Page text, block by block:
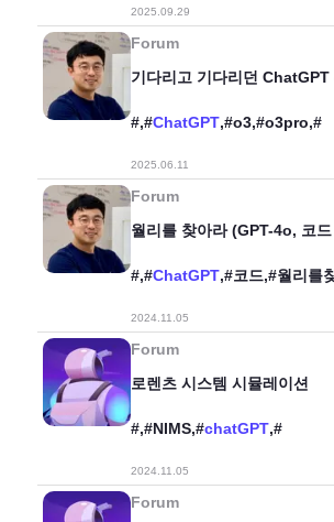
2025.09.29
Forum
기다리고 기다리던
#,#ChatGPT,#o3,#o3pro,#
2025.06.11
Forum
월리를 찾아라 (GPT-4o, 코
#,#ChatGPT,#코드,#월리를
2024.11.05
Forum
로렌츠 시스템 시뮬레이션
#,#NIMS,#chatGPT,#
2024.11.05
Forum